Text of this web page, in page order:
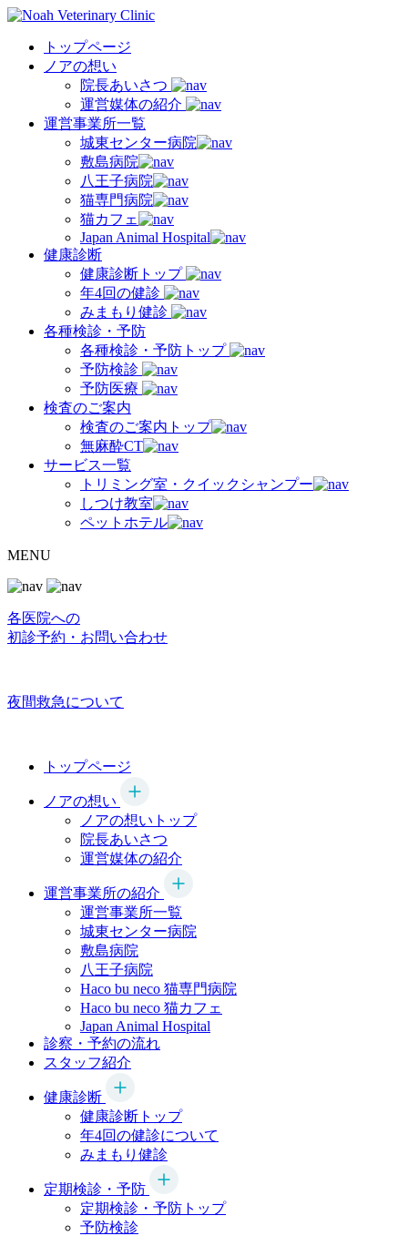
トップページ
ノアの想い
院長あいさつ
運営媒体の紹介
運営事業所一覧
城東センター病院
敷島病院
八王子病院
猫専門病院
猫カフェ
Japan Animal Hospital
健康診断
健康診断トップ
年4回の健診
みまもり健診
各種検診・予防
各種検診・予防トップ
予防検診
予防医療
検査のご案内
検査のご案内トップ
無麻酔CT
サービス一覧
トリミング室・クイックシャンプー
しつけ教室
ペットホテル
MENU
各医院への
初診予約・お問い合わせ
夜間救急について
トップページ
ノアの想い
ノアの想いトップ
院長あいさつ
運営媒体の紹介
運営事業所の紹介
運営事業所一覧
城東センター病院
敷島病院
八王子病院
Haco bu neco 猫専門病院
Haco bu neco 猫カフェ
Japan Animal Hospital
診察・予約の流れ
スタッフ紹介
健康診断
健康診断トップ
年4回の健診について
みまもり健診
定期検診・予防
定期検診・予防トップ
予防検診